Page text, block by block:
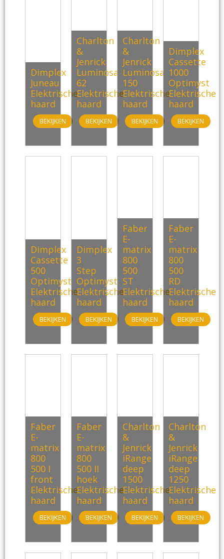
Dimplex
Juneau
Elektrische
haard
BEKIJKEN
Charlton
&
Jenrick
Luminosa
62
Elektrische
haard
BEKIJKEN
Charlton
&
Jenrick
Luminosa
150
Elektrische
haard
BEKIJKEN
Dimplex
Cassette
1000
Optimyst
Elektrische
haard
BEKIJKEN
Dimplex
Cassette
500
Optimyst
Elektrische
haard
BEKIJKEN
Dimplex
3
Step
Optimyst
Elektrische
haard
BEKIJKEN
Faber
E-
matrix
800
500
ST
Elektrische
haard
BEKIJKEN
Faber
E-
matrix
800
500
RD
Elektrische
haard
BEKIJKEN
Faber
E-
matrix
800
500 I
front
Elektrische
haard
BEKIJKEN
Faber
E-
matrix
800
500 II
hoek
Elektrische
haard
BEKIJKEN
Charlton
&
Jenrick
iRange
deep
1500
Elektrische
haard
BEKIJKEN
Charlton
&
Jenrick
iRange
deep
1250
Elektrische
haard
BEKIJKEN